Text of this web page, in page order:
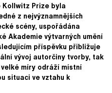
Prize byla
z nejvýznamnějších
scény, uspořádána
Akademie výtvarných umění
příspěvku přibližuje
vývoj autorčiny tvorby, tak
míry odráží místní
situaci ve vztahu k